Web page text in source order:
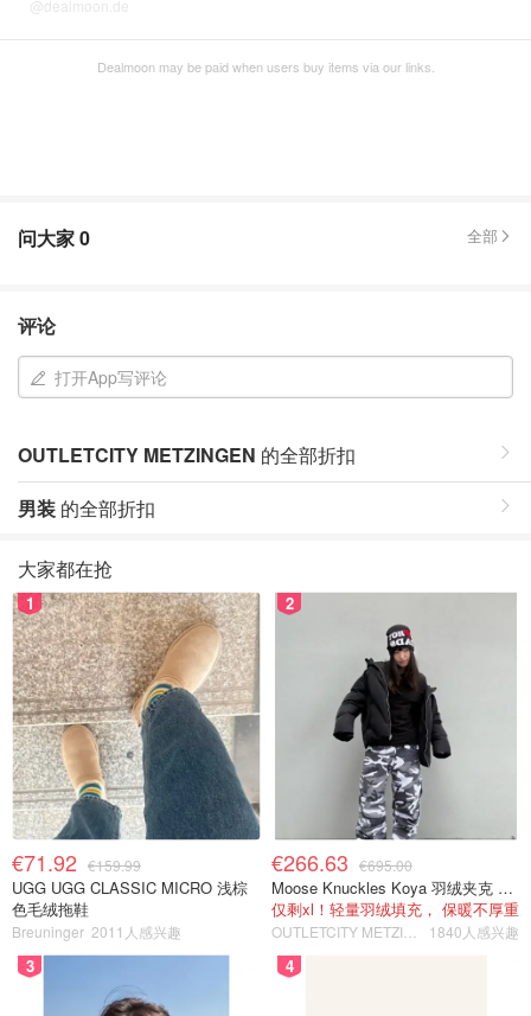
@dealmoon.de
Dealmoon may be paid when users buy items via our links.
问大家0 全部
评论
打开App写评论
OUTLETCITY METZINGEN 的全部折扣
男装 的全部折扣
大家都在抢
1
€71.92 €159.99
UGG UGG CLASSIC MICRO 浅棕
色毛绒拖鞋
Breuninger 2011人感兴趣
2
€266.63 €695.00
Moose Knuckles Koya 羽绒夹克 黑色
仅剩xl！轻量羽绒填充， 保暖不厚重
1840人感兴趣
3 4